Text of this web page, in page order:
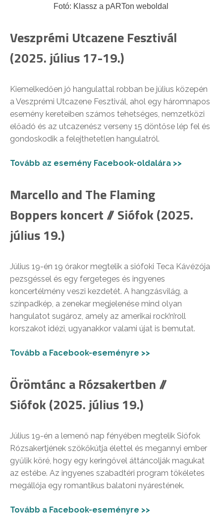
Fotó: Klassz a pARTon weboldal
Veszprémi Utcazene Fesztivál
(2025. július 17-19.)
Kiemelkedően jó hangulattal robban be július közepén
a Veszprémi Utcazene Fesztivál, ahol egy háromnapos
esemény kereteiben számos tehetséges, nemzetközi
előadó és az utcazenész verseny 15 döntőse lép fel és
gondoskodik a felejthetetlen hangulatról.
Tovább az esemény Facebook-oldalára >>
Marcello and The Flaming
Boppers koncert // Siófok (2025.
július 19.)
Július 19-én 19 órakor megtelik a siófoki Teca Kávézója
pezsgéssel és egy fergeteges és ingyenes
koncertélmény veszi kezdetét. A hangzásvilág, a
színpadkép, a zenekar megjelenése mind olyan
hangulatot sugároz, amely az amerikai rock’n’roll
korszakot idézi, ugyanakkor valami újat is bemutat.
Tovább a Facebook-eseményre >>
Örömtánc a Rózsakertben //
Siófok (2025. július 19.)
Július 19-én a lemenő nap fényében megtelik Siófok
Rózsakertjének szökőkútja élettel és megannyi ember
gyűlik köré, hogy egy keringővel áttáncolják magukat
az estébe. Az ingyenes szabadtéri program tökéletes
megállója egy romantikus balatoni nyárestének.
Tovább a Facebook-eseményre >>